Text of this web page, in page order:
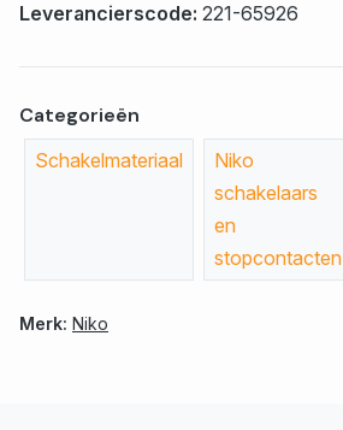
Leverancierscode: 221-65926
Categorieën
Schakelmateriaal
Niko
schakelaars
en
stopcontacten
Merk: Niko